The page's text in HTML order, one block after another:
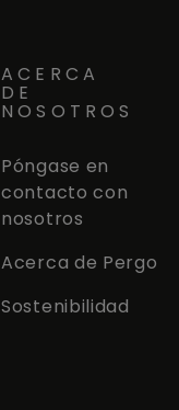
ACERCA
DE
NOSOTROS
Póngase en
contacto con
nosotros
Acerca de Pergo
Sostenibilidad